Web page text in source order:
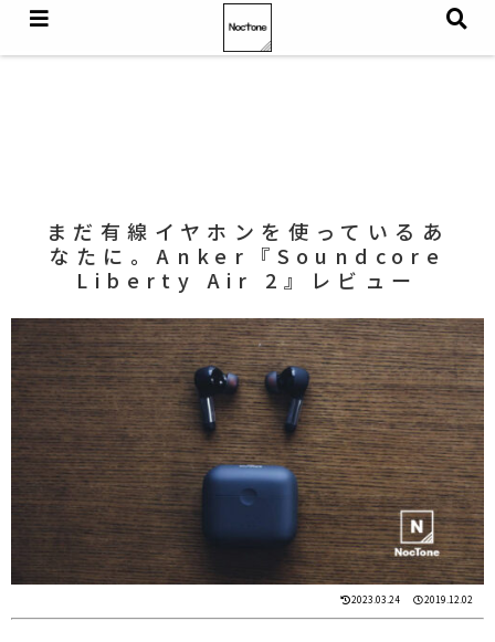
まだ有線イヤホンを使っているあ
なたに。Anker『Soundcore
Liberty Air 2』レビュー
2023.03.24 2019.12.02